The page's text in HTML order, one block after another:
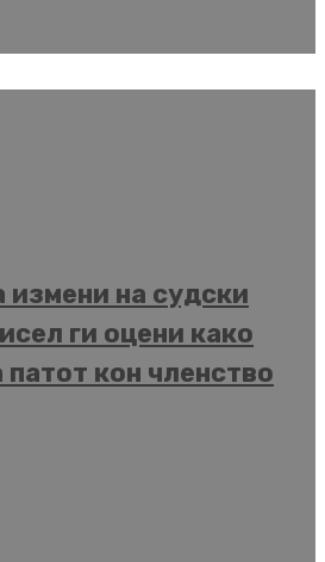
на судски
ги оцени како
патот кон членство